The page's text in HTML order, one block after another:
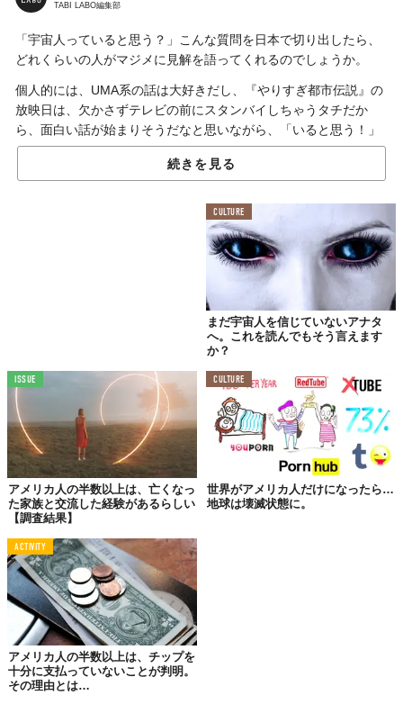
TABI LABO編集部
「宇宙人っていると思う？」こんな質問を日本で切り出したら、
どれくらいの人がマジメに見解を語ってくれるのでしょうか。
個人的には、UMA系の話は大好きだし、『やりすぎ都市伝説』の
放映日は、欠かさずテレビの前にスタンバイしちゃうタチだか
ら、面白い話が始まりそうだなと思いながら、「いると思う！」
って答えてしまうけれど。
普段の会話の中で異星人の話を真剣に切り出したら、「ちょっと
不思議な人なのかな」と捉えられてしまう可能性は高い。でもア
メリカ人は、“普通に信じている人”がこんなにも多いのだと発覚
アメリカ人の約50％が、
「宇宙人はいる」と答える。
『20th Century Fox Home Entertainment』は、新作映画のプロモ
ーションとして、1,700人を対象に、異星人を信じているか調査し
ました。
続きを見る
CULTURE
まだ宇宙人を信じていないアナタ
へ。これを読んでもそう言えます
か？
ISSUE
アメリカ人の半数以上は、亡くなっ
た家族と交流した経験があるらしい
【調査結果】
CULTURE
世界がアメリカ人だけになったら…
地球は壊滅状態に。
ACTIVITY
アメリカ人の半数以上は、チップを
十分に支払っていないことが判明。
その理由とは…